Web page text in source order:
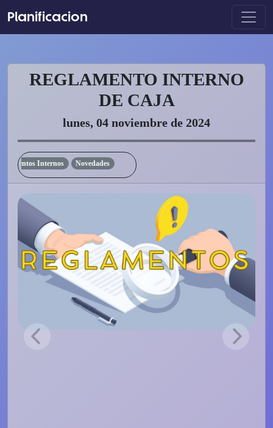
Planificacion
REGLAMENTO INTERNO
DE CAJA
lunes, 04 noviembre de 2024
Internos Novedades